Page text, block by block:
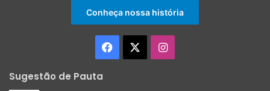
Conheça nossa história
Facebook Instagram
Sugestão de Pauta